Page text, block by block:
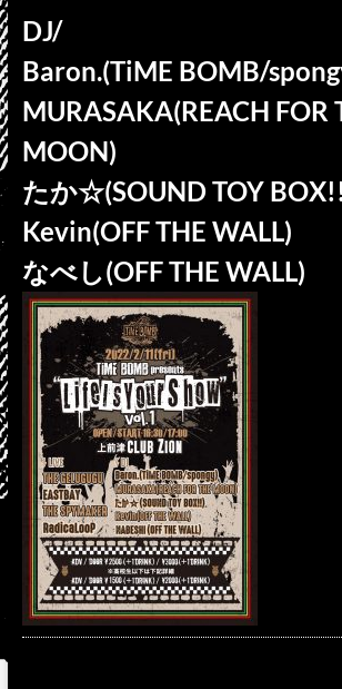
DJ/
Baron.(TiME BOMB/
MURASAKA(REACH FOR
MOON)
たか☆(SOUND TOY
Kevin(OFF THE WALL)
なべし(OFF THE WALL)